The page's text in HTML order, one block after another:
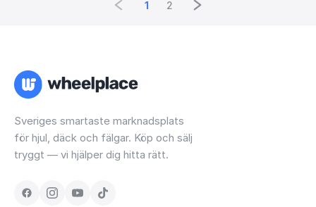
1 2
Sveriges smartaste marknadsplats
för hjul, däck och fälgar. Köp och sälj
tryggt — vi hjälper dig hitta rätt.